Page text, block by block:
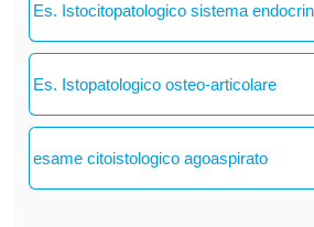
Es. Istocitopatologico sistema
Es. Istopatologico osteo-articolare
esame citoistologico agoaspirato